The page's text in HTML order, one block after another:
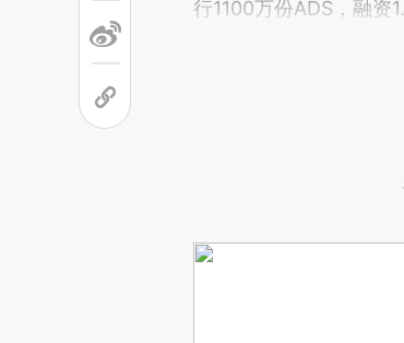
行1100万份ADS，融资